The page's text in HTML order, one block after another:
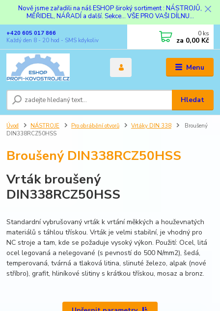
Nově jsme zařadili na náš ESHOP široký sortiment : NÁSTROJŮ,
MĚŘIDEL, NÁŘADÍ a další. Sekce... VŠE PRO VAŠI DÍLNU...
Menu
Hledat
+420 605 017 866
Každý den 8 - 20 hod - SMS kdykoliv
0 ks
za 0,00 Kč
Úvod NÁSTROJE Pro obrábění otvorů Vrtáky DIN 338
Broušený
DIN338RCZ50HSS
Broušený DIN338RCZ50HSS
Vrták broušený
DIN338RCZ50HSS
Standardní vybrušovaný vrták k vrtání měkkých a houževnatých
materiálů s táhlou třískou. Vrták je velmi stabilní, je vhodný pro
NC stroje a tam, kde se požaduje vysoký výkon. Použití: Ocel, litá
ocel legovaná a nelegované (s pevností do 500 N/mm2), šedá,
temperovaná, tvárná a tlaková litina, slinuté železo, alpak (nové
stříbro), grafit, hliníkové slitiny s krátkou třískou, mosaz a bronz.